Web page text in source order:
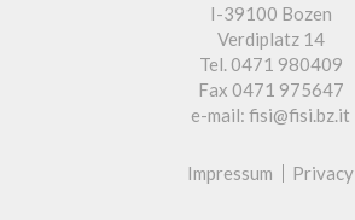
I-39100 Bozen
Verdiplatz 14
Tel. 0471 980409
Fax 0471 975647
e-mail: fisi@fisi.bz.it
Impressum Privacy